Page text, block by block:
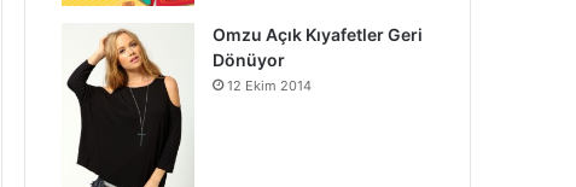
Omzu Açık Kıyafetler Geri
Dönüyor
12 Ekim 2014